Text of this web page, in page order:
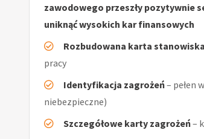
zawodowego przeszły pozytywnie
uniknąć wysokich kar finansowych
Rozbudowana karta
pracy
Identyfikacja zagrożeń– pełen
niebezpieczne)
Szczegółowe karty zagrożeń–